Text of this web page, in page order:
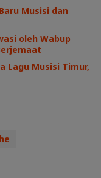
Musisi dan
oleh Wabup
Lagu Musisi Timur,